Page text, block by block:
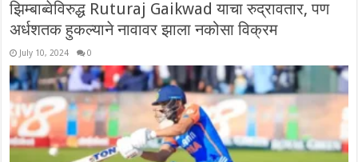
झिम्बाब्वेविरुद्ध Ruturaj Gaikwad याचा रुद्रावतार, पण
अर्धशतक हुकल्याने नावावर झाला नकोसा विक्रम
July 10, 2024 0